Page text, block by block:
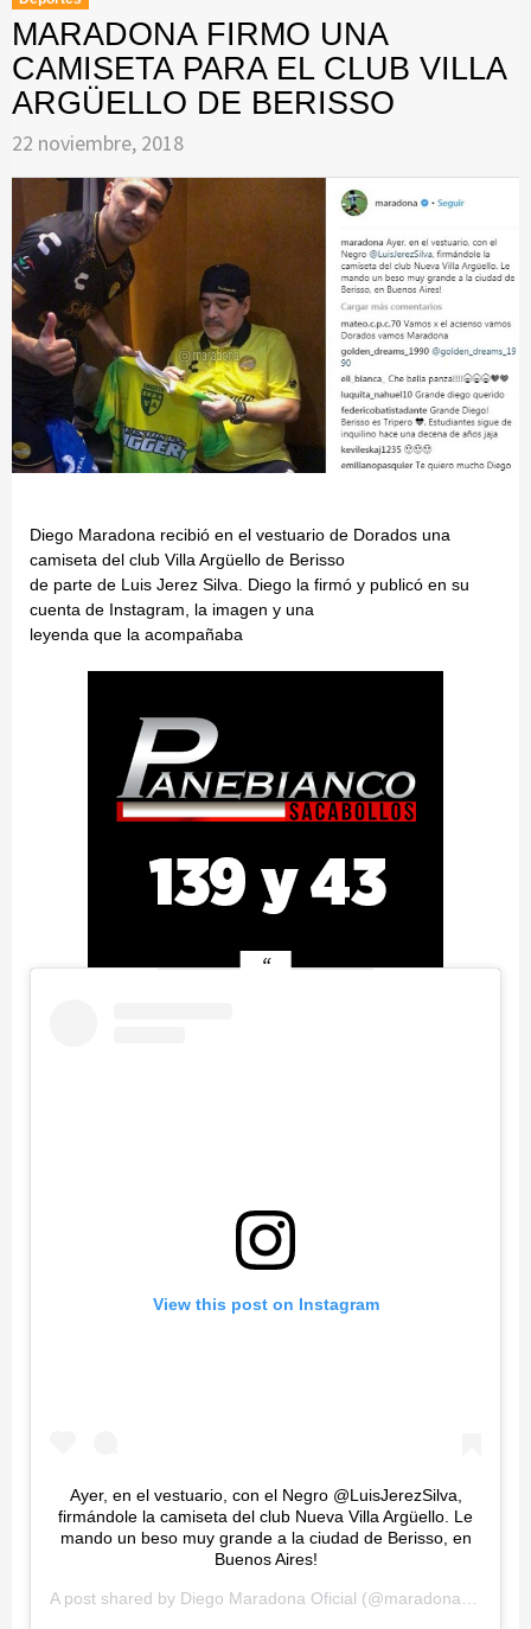
MARADONA FIRMO UNA
CAMISETA PARA EL CLUB VILLA
ARGÜELLO DE BERISSO
22 noviembre, 2018
Diego Maradona recibió en el vestuario de Dorados una
camiseta del club Villa Argüello de Berisso
de parte de Luis Jerez Silva. Diego la firmó y publicó en su
cuenta de Instagram, la imagen y una
leyenda que la acompañaba
View this post on Instagram
Ayer, en el vestuario, con el Negro @LuisJerezSilva,
firmándole la camiseta del club Nueva Villa Argüello. Le
mando un beso muy grande a la ciudad de Berisso, en
Buenos Aires!
A post shared by Diego Maradona Oficial (@maradona) on